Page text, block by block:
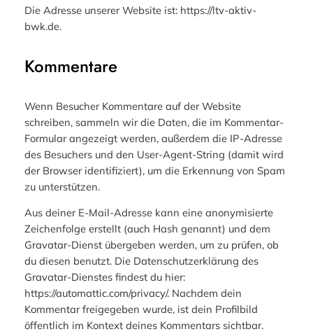
Die Adresse unserer Website ist: https://ltv-aktiv-
bwk.de.
Kommentare
Wenn Besucher Kommentare auf der Website
schreiben, sammeln wir die Daten, die im Kommentar-
Formular angezeigt werden, außerdem die IP-Adresse
des Besuchers und den User-Agent-String (damit wird
der Browser identifiziert), um die Erkennung von Spam
zu unterstützen.
Aus deiner E-Mail-Adresse kann eine anonymisierte
Zeichenfolge erstellt (auch Hash genannt) und dem
Gravatar-Dienst übergeben werden, um zu prüfen, ob
du diesen benutzt. Die Datenschutzerklärung des
Gravatar-Dienstes findest du hier:
https://automattic.com/privacy/. Nachdem dein
Kommentar freigegeben wurde, ist dein Profilbild
öffentlich im Kontext deines Kommentars sichtbar.